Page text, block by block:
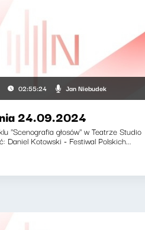
02:55:24 Jan Niebudek
24.09.2024
''Scenografia głosów'' w Teatrze Studio
Daniel Kotowski - Festiwal Polskich...